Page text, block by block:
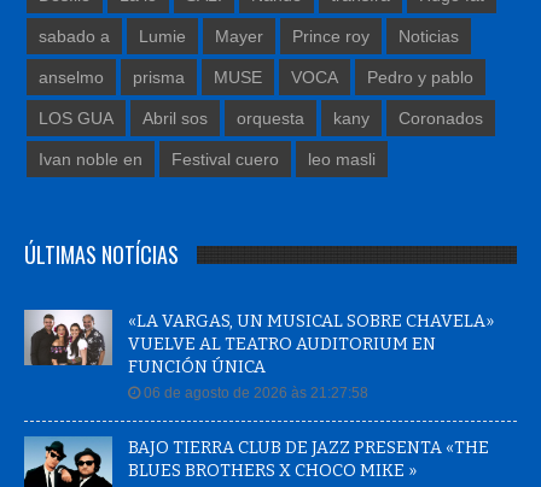
sabado a Lumie Mayer Prince roy Noticias
anselmo prisma MUSE VOCA Pedro y pablo
LOS GUA Abril sos orquesta kany Coronados
Ivan noble en Festival cuero leo masli
ÚLTIMAS NOTÍCIAS
«LA VARGAS, UN MUSICAL SOBRE CHAVELA»
VUELVE AL TEATRO AUDITORIUM EN
FUNCIÓN ÚNICA
06 de agosto de 2026 às 21:27:58
BAJO TIERRA CLUB DE JAZZ PRESENTA «THE
BLUES BROTHERS X CHOCO MIKE »